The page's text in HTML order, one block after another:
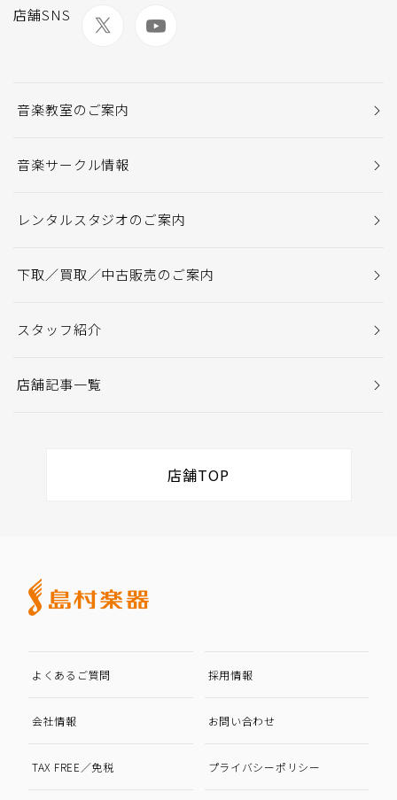
店舗SNS
音楽教室のご案内
音楽サークル情報
レンタルスタジオのご案内
下取／買取／中古販売のご案内
スタッフ紹介
店舗記事一覧
店舗TOP
よくあるご質問 採用情報
会社情報 お問い合わせ
TAX FREE／免税 プライバシーポリシー